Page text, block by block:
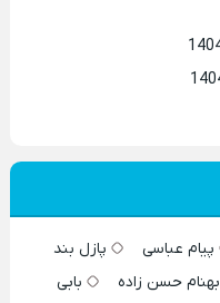
پیام عباسی
پازل بند
بهنام حسن زاده
بابی